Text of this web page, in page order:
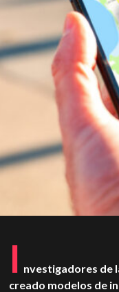
I nvestigadores de
creado modelos de